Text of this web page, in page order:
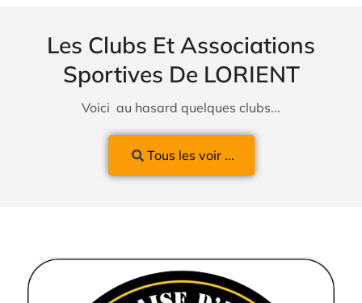
Les Clubs Et Associations
Sportives De LORIENT
Voici au hasard quelques clubs...
Tous les voir ...